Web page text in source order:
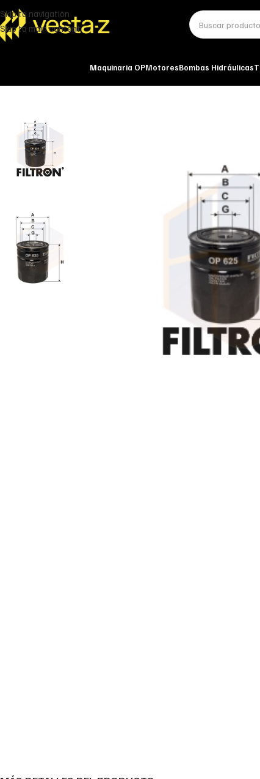
Skip to navigation
Skip to main content
Maquinaria OPMotoresBombas Hidráulicas